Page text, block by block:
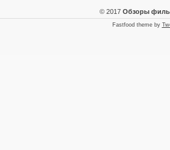
© 2017 Обзоры
Fastfood theme by